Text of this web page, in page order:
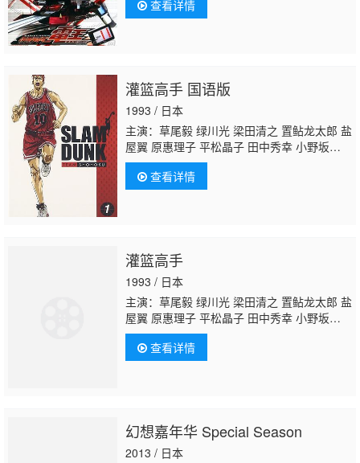
元环季 石黑英雄 黑田崇矢 坂口候一 三木真一
郎 桐井大介 满岛光 落合弘治 波冈一喜 外川
查看详情
灌篮高手 国语版
1993 / 日本
主演：草尾毅 绿川光 梁田清之 置鲇龙太郎 盐
屋翼 原惠理子 平松晶子 田中秀幸 小野坂昌
也神奈延年西村知道 森川智之 干本雄之 盐
屋浩三 佐藤正治 江川央生 川津泰彦 大塚芳
忠 石川英郎
查看详情
灌篮高手
1993 / 日本
主演：草尾毅 绿川光 梁田清之 置鲇龙太郎 盐
屋翼 原惠理子 平松晶子 田中秀幸 小野坂昌
也神奈延年西村知道 森川智之 干本雄之 盐
屋浩三 佐藤正治 江川央生 川津泰彦 大塚芳
忠 石川英郎
查看详情
幻想嘉年华 Special Season
2013 / 日本